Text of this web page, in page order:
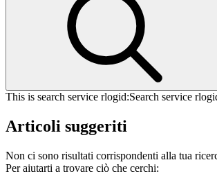
This is search service rlogid:Search service
Articoli suggeriti
Non ci sono risultati corrispondenti alla tua
Per aiutarti a trovare ciò che cerchi: